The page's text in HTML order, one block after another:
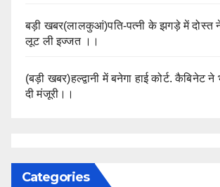
बड़ी खबर(लालकुआं)पति-पत्नी के झगड़े में दोस्त ने
लूट ली इज्जत ।।
(बड़ी खबर)हल्द्वानी में बनेगा हाई कोर्ट. कैबिनेट
दी मंजूरी।।
Categories